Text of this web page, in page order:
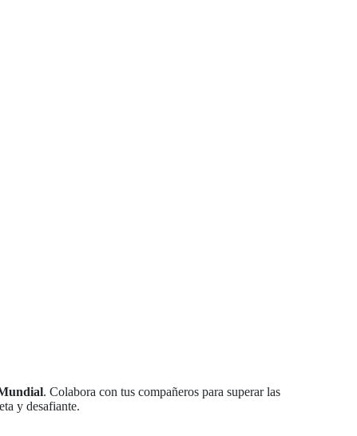
. Colabora con tus compañeros para superar las
y desafiante.